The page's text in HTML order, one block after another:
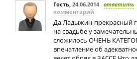
Гость, 24.06.2014 ответить
комментарий
Да,Ладыжин-прекрасный
на свадьбе у
сложилось ОЧЕНЬ
впечатление об